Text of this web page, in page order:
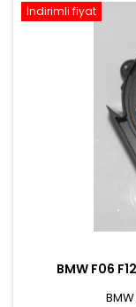
İndirimli fiyat
BMW F06